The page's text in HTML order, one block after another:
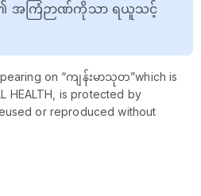
း၏ အကြံဉာဏ်ကိုသာ ရယူသင့်
on “ကျန်းမာသုတ”which is
HEALTH, is protected by
or reproduced without